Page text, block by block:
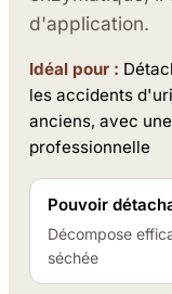
d'application.
Idéal pour :
les accidents
anciens, avec
professionnelle
Pouvoir
Décompose
séchée